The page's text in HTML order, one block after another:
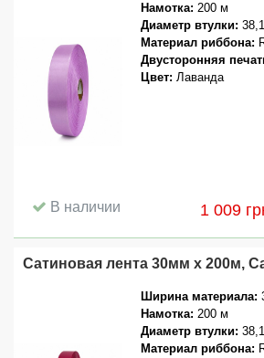
Намотка: 200 м
Диаметр втулки:
Материал риббона:
Двусторонняя
Цвет: Лаванда
В наличии 1 009
Сатиновая лента 30мм x 200м,
Ширина материала:
Намотка: 200 м
Диаметр втулки:
Материал риббона: